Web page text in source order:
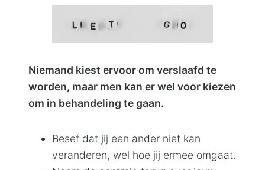
Niemand kiest ervoor om verslaafd te
worden, maar men kan er wel voor kiezen
om in behandeling te gaan.
Besef dat jij een ander niet kan
veranderen, wel hoe jij ermee omgaat.